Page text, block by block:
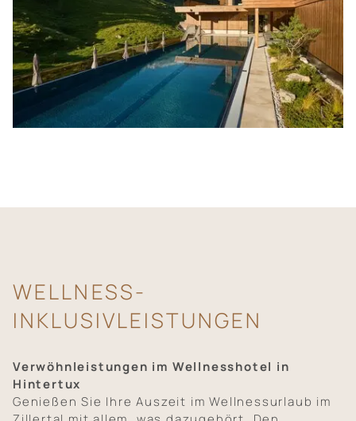
WELLNESS-
INKLUSIVLEISTUNGEN
Verwöhnleistungen im Wellnesshotel in
Hintertux
Genießen Sie Ihre Auszeit im Wellnessurlaub im